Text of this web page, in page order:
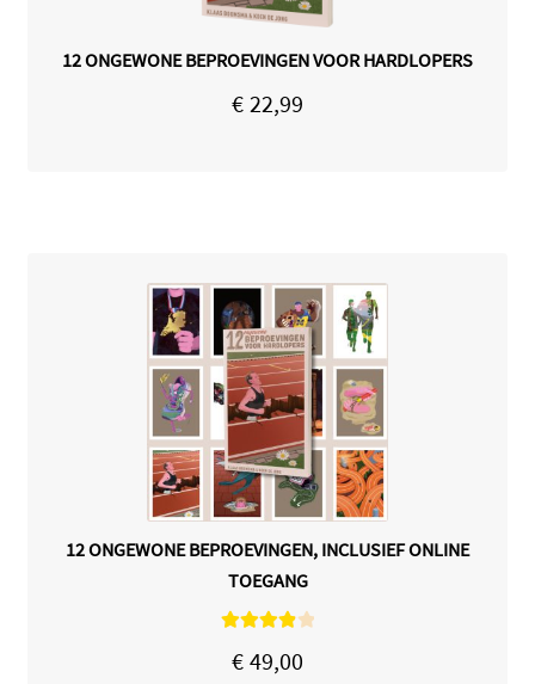
12 ONGEWONE BEPROEVINGEN VOOR HARDLOPERS
€ 22,99
12 ONGEWONE BEPROEVINGEN, INCLUSIEF ONLINE
TOEGANG
rd4.00uit
€ 49,00